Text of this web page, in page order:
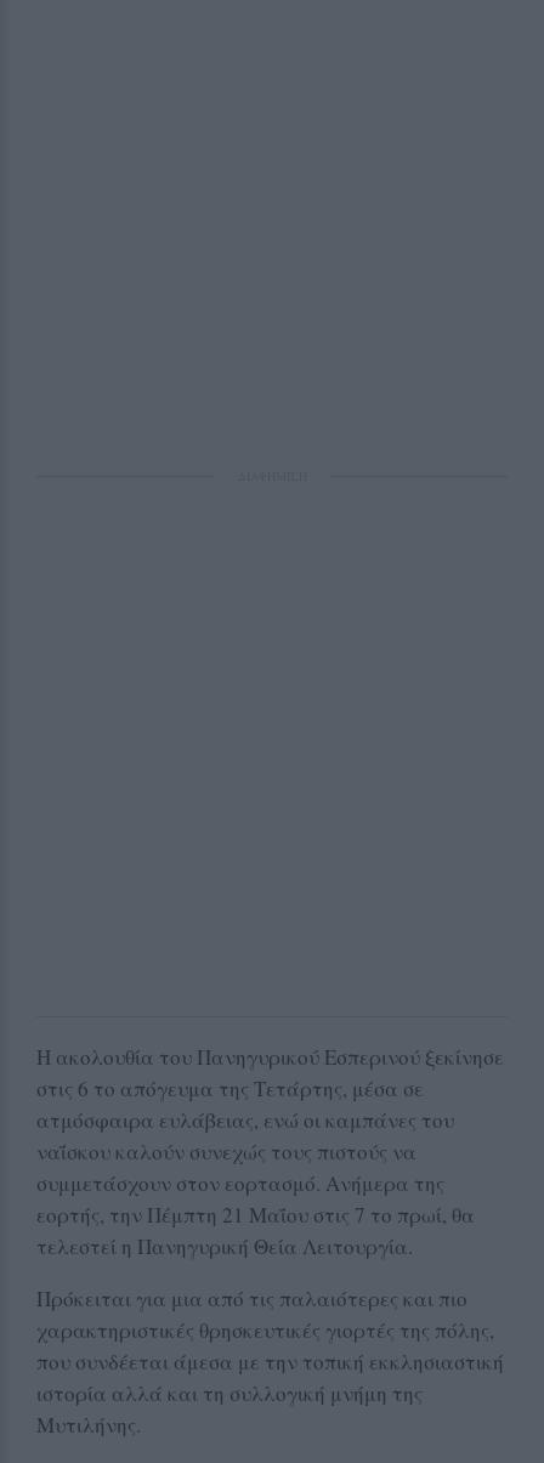
Η ακολουθία του Πανηγυρικού Εσπερινού ξεκίνησε
στις 6 το απόγευμα της Τετάρτης, μέσα σε
ατμόσφαιρα ευλάβειας, ενώ οι καμπάνες του
ναΐσκου καλούν συνεχώς τους πιστούς να
συμμετάσχουν στον εορτασμό. Ανήμερα της
εορτής, την Πέμπτη 21 Μαΐου στις 7 το πρωί, θα
τελεστεί η Πανηγυρική Θεία Λειτουργία.
Πρόκειται για μια από τις παλαιότερες και πιο
χαρακτηριστικές θρησκευτικές γιορτές της πόλης,
που συνδέεται άμεσα με την τοπική εκκλησιαστική
ιστορία αλλά και τη συλλογική μνήμη της
Μυτιλήνης.